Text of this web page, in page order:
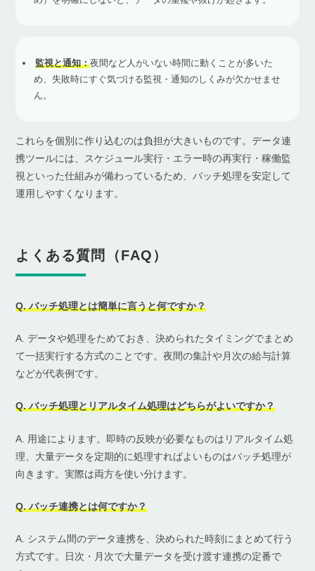
監視と通知：夜間など人がいない時間に動くことが多いた
め、失敗時にすぐ気づける監視・通知のしくみが欠かせませ
ん。
これらを個別に作り込むのは負担が大きいものです。データ連
携ツールには、スケジュール実行・エラー時の再実行・稼働監
視といった仕組みが備わっているため、バッチ処理を安定して
運用しやすくなります。
よくある質問（FAQ）
Q. バッチ処理とは簡単に言うと何ですか？
A. データや処理をためておき、決められたタイミングでまとめ
て一括実行する方式のことです。夜間の集計や月次の給与計算
などが代表例です。
Q. バッチ処理とリアルタイム処理はどちらがよいですか？
A. 用途によります。即時の反映が必要なものはリアルタイム処
理、大量データを定期的に処理すればよいものはバッチ処理が
向きます。実際は両方を使い分けます。
Q. バッチ連携とは何ですか？
A. システム間のデータ連携を、決められた時刻にまとめて行う
方式です。日次・月次で大量データを受け渡す連携の定番で